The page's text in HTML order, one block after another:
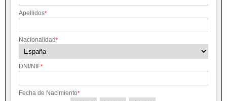
Apellidos*
Nacionalidad*
DNI/NIF*
Fecha de Nacimiento*